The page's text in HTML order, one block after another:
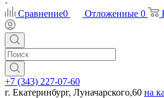
Сравнение0 Отложенные 0
+7 (343) 227-07-60
г. Екатеринбург, Луначарского,60 на